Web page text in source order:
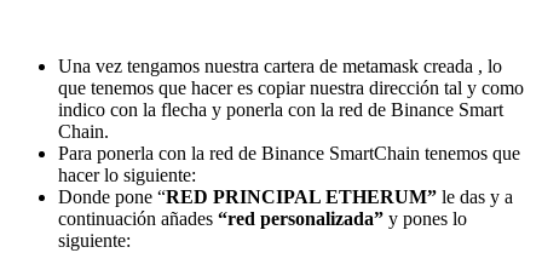
Una vez tengamos nuestra cartera de metamask creada , lo
que tenemos que hacer es copiar nuestra dirección tal y como
indico con la flecha y ponerla con la red de Binance Smart
Chain.
Para ponerla con la red de Binance SmartChain tenemos que
hacer lo siguiente:
Donde pone “RED PRINCIPAL ETHERUM” le das y a
continuación añades “red personalizada” y pones lo
siguiente: